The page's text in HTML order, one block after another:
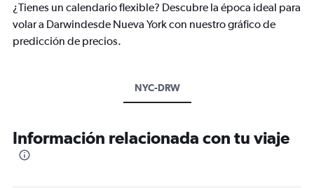
¿Tienes un calendario flexible? Descubre la época ideal para
volar a Darwindesde Nueva York con nuestro gráfico de
predicción de precios.
NYC-DRW
Información relacionada con tu viaje